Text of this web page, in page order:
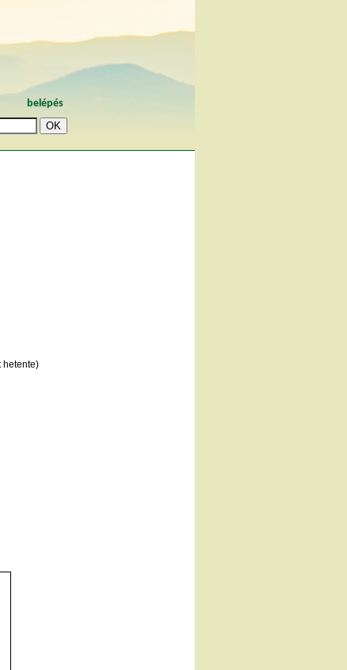
belépés
hetente)